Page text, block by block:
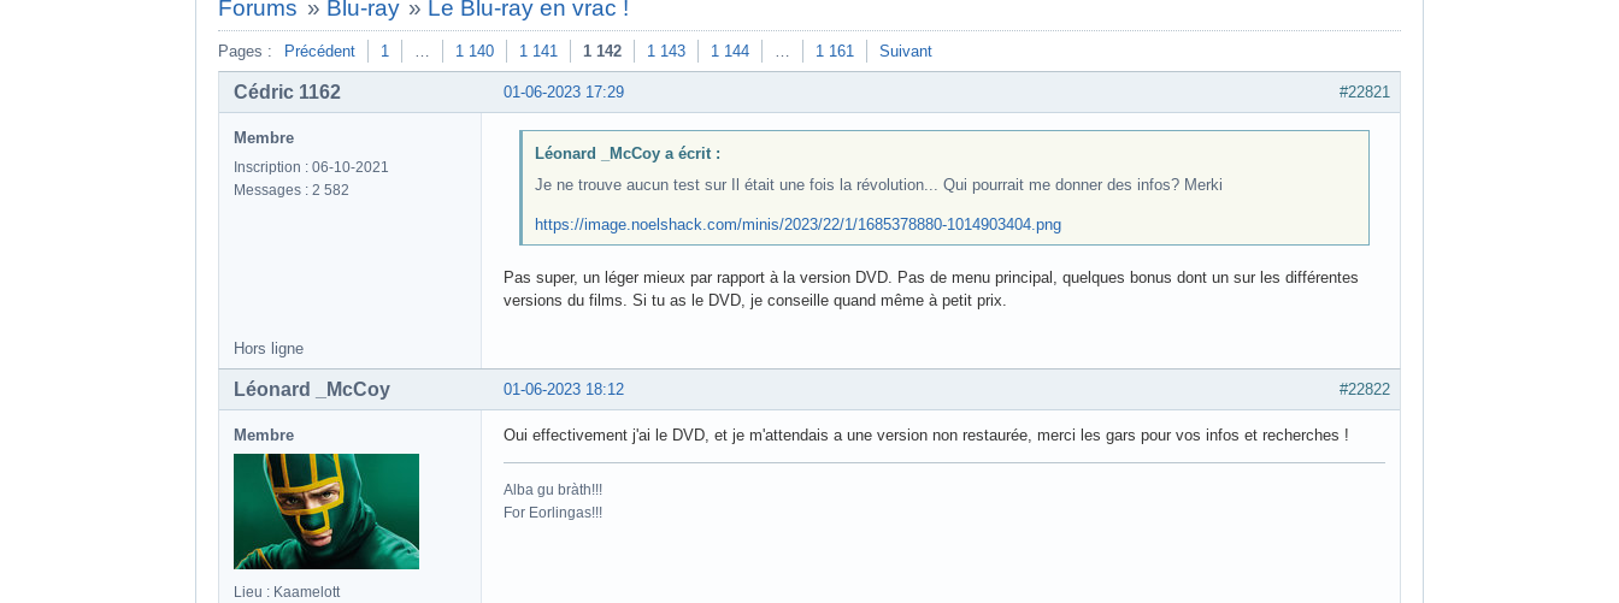
Forums » Blu-ray » Le Blu-ray en vrac !
Pages : Précédent 1 … 1 140 1 141 1 142 1 143 1 144 … 1 161 Suivant
#22821
01-06-2023 17:29
Cédric 1162
Membre
Inscription : 06-10-2021
Messages : 2 582
Léonard _McCoy a écrit :
Je ne trouve aucun test sur Il était une fois la révolution... Qui pourrait me donner des infos? Merki
https://image.noelshack.com/minis/2023/22/1/1685378880-1014903404.png
Pas super, un léger mieux par rapport à la version DVD. Pas de menu principal, quelques bonus dont un sur les différentes
versions du films. Si tu as le DVD, je conseille quand même à petit prix.
Hors ligne
#22822
01-06-2023 18:12
Léonard _McCoy
Membre
Lieu : Kaamelott
Oui effectivement j'ai le DVD, et je m'attendais a une version non restaurée, merci les gars pour vos infos et recherches !
Alba gu bràth!!!
For Eorlingas!!!